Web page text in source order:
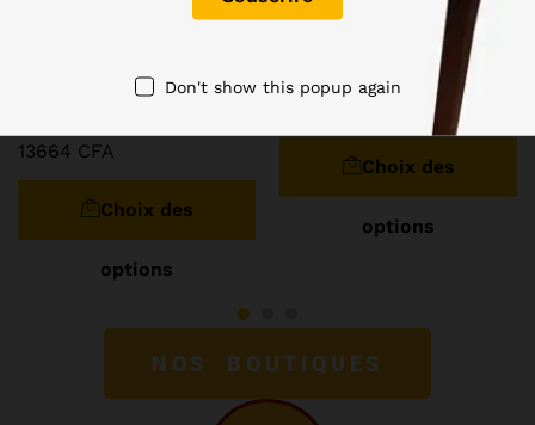
d’arrière-plan, tissu
d’arrière-plan fixe, paquet
13664 CFA
Choix des
options
12V Perceuse Sans Fil
Tournevis Électrique Mini
Sans Fil Puissance Pilote DC
Batterie Au Lithium-Ion
43450
Choix des
options
NOS BOUTIQUES
Don't show this popup again